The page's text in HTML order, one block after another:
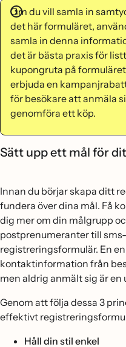
Om du vill samla in
det här formuläret,
samla in denna
det är bästa praxis för
kupongruta på
erbjuda en
för besökare att anmäla
genomföra ett köp.
Sätt upp ett mål för
Innan du börjar skapa ditt
fundera över dina mål. Få
dig mer om din målgrupp
postprenumeranter till
registreringsformulär. En
kontaktinformation från
men aldrig anmält sig är
Genom att följa dessa 3
effektivt
Håll din stil enkel